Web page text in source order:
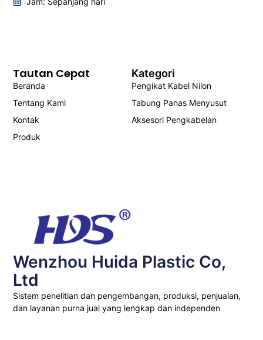
Wenzhou Huida Plastic Co,
Ltd
Sistem penelitian dan pengembangan, produksi, penjualan,
dan layanan purna jual yang lengkap dan independen
Kategori
Pengikat Kabel Nilon
Tabung Panas Menyusut
Aksesori Pengkabelan
Tautan Cepat
Beranda
Tentang Kami
Kontak
Produk